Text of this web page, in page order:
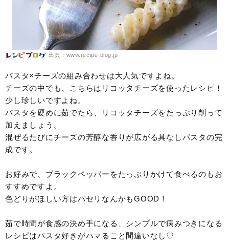
出典：www.recipe-blog.jp
パスタ×チーズの組み合わせは大人気ですよね。
チーズの中でも、こちらはリコッタチーズを使ったレシピ！
少し珍しいですよね。
パスタを硬めに茹でたら、リコッタチーズをたっぷり削って
加えましょう。
混ぜるたびにチーズの芳醇な香りが広がる具なしパスタの完
成です。
お好みで、ブラックペッパーをたっぷりかけて食べるのもお
すすめですよ。
色どりがほしい方はパセリなんかもGOOD！
茹で時間が食感の決め手になる、シンプルで病みつきになる
レシピはパスタ好きがハマること間違いなし♡